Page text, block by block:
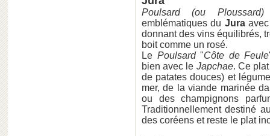
Poulsard (ou Ploussard)
emblématiques du Juraavec
donnant des vins équilibrés,
boit comme un rosé.
Le Poulsard"Côte de Feule
bien avec le Japchae. Ce
de patates douces) et
mer, de la viande marinée
ou des champignons
Traditionnellement destiné
des coréens et reste le plat